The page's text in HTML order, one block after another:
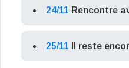
24/11 Rencontre
25/11 Il reste